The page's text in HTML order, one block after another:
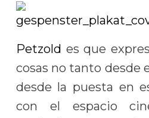
Petzold es que
cosas no tanto desde
desde la puesta en
con el espacio